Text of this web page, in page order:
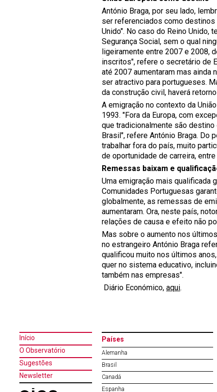
António Braga, por seu lado,
ser referenciados como destinos
Unido". No caso do Reino Unido,
Segurança Social, sem o qual
ligeiramente entre 2007 e 2008,
inscritos", refere o secretário de
até 2007 aumentaram mas ainda
ser atractivo para portugueses.
da construção civil, haverá
A emigração no contexto da
1993. "Fora da Europa, com
que tradicionalmente são
Brasil", refere António Braga. Do
trabalhar fora do país, muito
de oportunidade de carreira,
Remessas baixam e
Uma emigração mais qualificada
Comunidades Portuguesas
globalmente, as remessas de
aumentaram. Ora, neste país,
relações de causa e efeito não
Mas sobre o aumento nos
no estrangeiro António Braga
qualificou muito nos últimos
quer no sistema educativo,
também nas empresas".
Diário Económico, aqui.
Início
O Observatório
Sugestões
Newsletter
Países
Alemanha
Brasil
Canadá
Espanha